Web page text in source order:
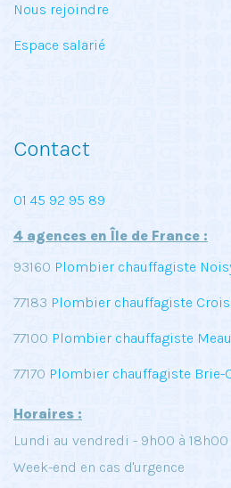
Nous rejoindre
Espace salarié
Contact
01 45 92 95 89
4 agences en Île de France :
93160 Plombier chauffagiste
77183 Plombier chauffagiste
77100 Plombier chauffagiste
77170 Plombier chauffagiste Brie-
Horaires :
Lundi au vendredi - 9h00 à 18h00
Week-end en cas d'urgence